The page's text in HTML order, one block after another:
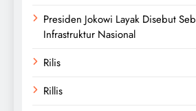
Presiden Jokowi Layak Disebut
Infrastruktur Nasional
Rilis
Rillis